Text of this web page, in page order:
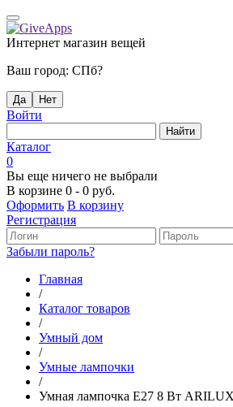
Интернет магазин вещей
Ваш город: СПб?
Да Нет
Войти
Каталог
0
Вы еще ничего не выбрали
В корзине 0 - 0 руб.
Оформить В корзину
Регистрация
Забыли пароль?
Главная
/
Каталог товаров
/
Умный дом
/
Умные лампочки
/
Умная лампочка E27 8 Вт